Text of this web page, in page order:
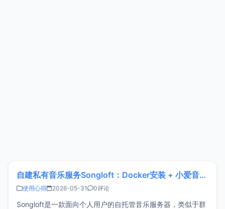
自建私有音乐服务Songloft：Docker安装 + 小爱音箱播放
使用心得 2026-05-31 0评论
Songloft是一款面向个人用户的自托管音乐服务器，类似于群